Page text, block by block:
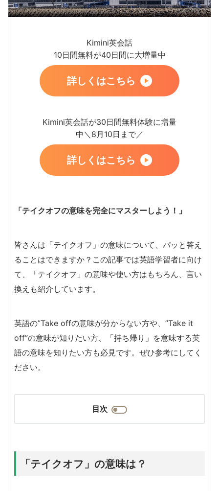
Kimini英会話
10日間無料が40日間に大増量中
詳しくはこちら
Kimini英会話が30日間無料体験に増量
中＼8月10日まで／
詳しくはこちら
「テイクオフの意味を完全にマスターしよう！」
皆さんは「テイクオフ」の意味について、パッと答え
ることはできますか？この記事では英語学習者に向け
て、「テイクオフ」の意味や使い方はもちろん、言い
換えも紹介しています。
英語の”Take offの意味が分からない方や、”Take it
off”の意味が知りたい方、「持ち帰り」を意味する英
語の意味を知りたい方も必見です。ぜひ参考にしてく
ださい。
目次
「テイクオフ」の意味は？